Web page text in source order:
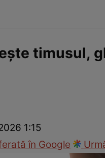
timusul,
1:15
în Google